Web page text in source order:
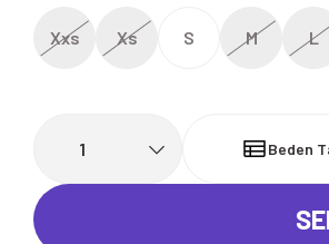
Xxs Xs S M L
Beden